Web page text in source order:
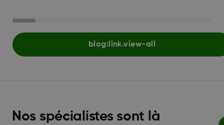
blog:link.view-all
Nos spécialistes sont là